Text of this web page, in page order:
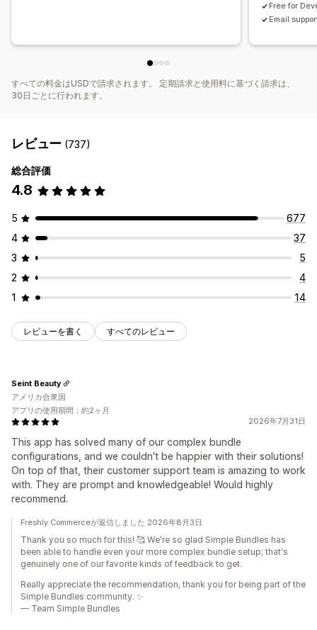
Free for
Email
すべての料金はUSDで請求されます。 定期請求と使用料に基づく請求は、
30日ごとに行われます。
レビュー (737)
総合評価
4.8
5
677
4
37
3
5
2
4
1
14
レビューを書く すべてのレビュー
2026年7月31日
This app has solved many of our complex bundle
configurations, and we couldn't be happier with their solutions!
On top of that, their customer support team is amazing to work
with. They are prompt and knowledgeable! Would highly
recommend.
Seint Beauty
アメリカ合衆国
アプリの使用期間：約2ヶ月
Freshly Commerceが返信しました 2026年8月3日
Thank you so much for this! 🥰 We're so glad Simple Bundles has
been able to handle even your more complex bundle setup; that's
genuinely one of our favorite kinds of feedback to get.
Really appreciate the recommendation, thank you for being part of the
Simple Bundles community. ✨
— Team Simple Bundles